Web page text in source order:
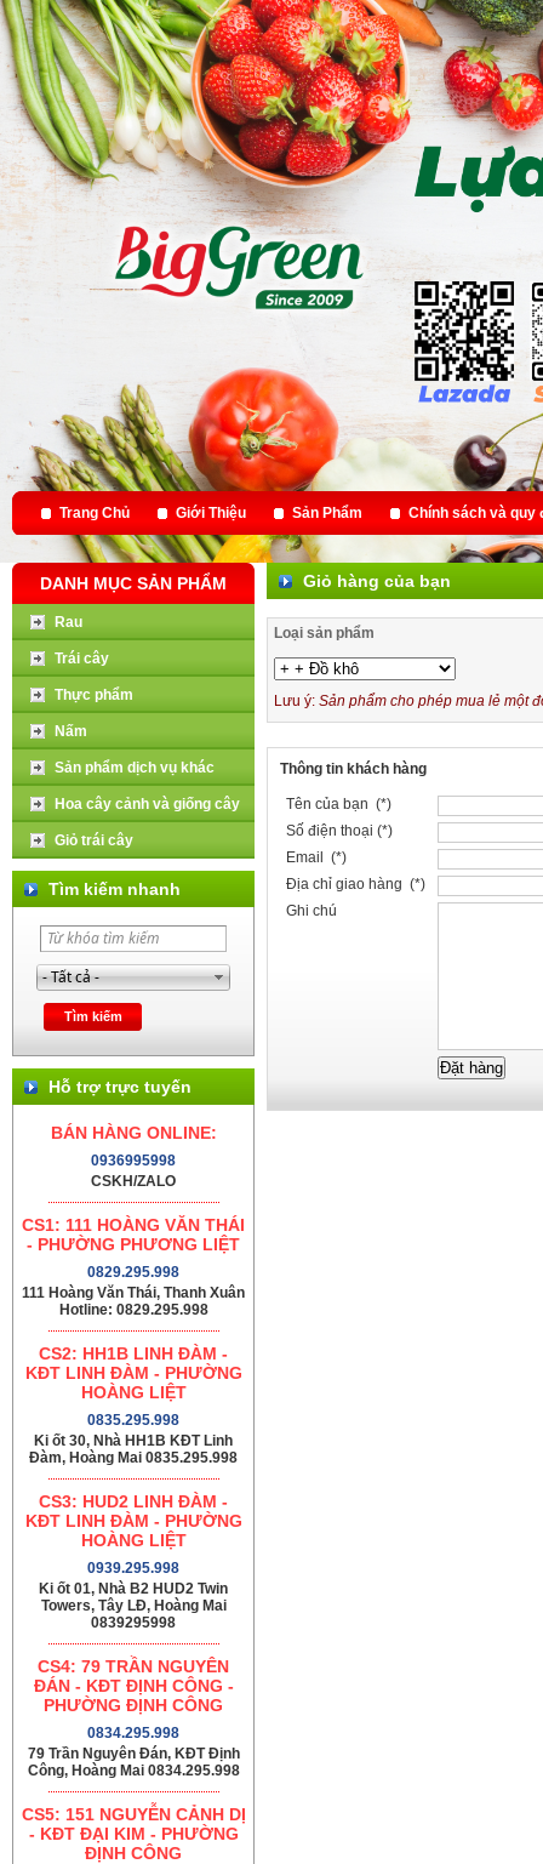
Trang Chủ Giới Thiệu Sản Phẩm Chính sách và quy
DANH MỤC SẢN PHẨM
Rau
Trái cây
Thực phẩm
Nấm
Sản phẩm dịch vụ khác
Hoa cây cảnh và giống cây
Giỏ trái cây
Tìm kiếm nhanh
Hỗ trợ trực tuyến
BÁN HÀNG ONLINE:
0936995998
CSKH/ZALO
CS1: 111 HOÀNG VĂN THÁI
- PHƯỜNG PHƯƠNG LIỆT
0829.295.998
111 Hoàng Văn Thái, Thanh Xuân
Hotline: 0829.295.998
CS2: HH1B LINH ĐÀM -
KĐT LINH ĐÀM - PHƯỜNG
HOÀNG LIỆT
0835.295.998
Ki ốt 30, Nhà HH1B KĐT Linh
Đàm, Hoàng Mai 0835.295.998
CS3: HUD2 LINH ĐÀM -
KĐT LINH ĐÀM - PHƯỜNG
HOÀNG LIỆT
0939.295.998
Ki ốt 01, Nhà B2 HUD2 Twin
Towers, Tây LĐ, Hoàng Mai
0839295998
CS4: 79 TRẦN NGUYÊN
ĐÁN - KĐT ĐỊNH CÔNG -
PHƯỜNG ĐỊNH CÔNG
0834.295.998
79 Trần Nguyên Đán, KĐT Định
Công, Hoàng Mai 0834.295.998
CS5: 151 NGUYỄN CẢNH DỊ
- KĐT ĐẠI KIM - PHƯỜNG
ĐỊNH CÔNG
Giỏ hàng của bạn
Loại sản phẩm
Lưu ý: Sản phẩm cho phép mua lẻ một
Thông tin khách hàng
Tên của bạn (*)
Số điện thoại (*)
Email (*)
Địa chỉ giao hàng (*)
Ghi chú